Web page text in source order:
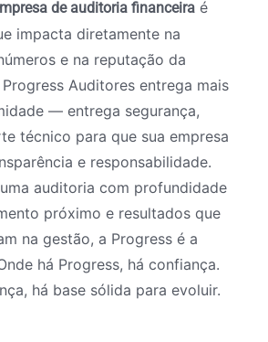
de auditoria financeira é
impacta diretamente na
e na reputação da
Auditores entrega mais
— entrega segurança,
técnico para que sua empresa
e responsabilidade.
auditoria com profundidade
próximo e resultados que
na gestão, a Progress é a
há Progress, há confiança.
há base sólida para evoluir.